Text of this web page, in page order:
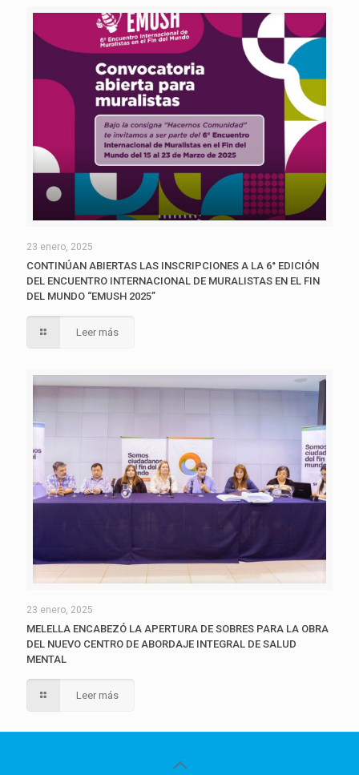
23 enero, 2025
CONTINÚAN ABIERTAS LAS INSCRIPCIONES A LA 6° EDICIÓN
DEL ENCUENTRO INTERNACIONAL DE MURALISTAS EN EL FIN
DEL MUNDO “EMUSH 2025”
Leer más
23 enero, 2025
MELELLA ENCABEZÓ LA APERTURA DE SOBRES PARA LA OBRA
DEL NUEVO CENTRO DE ABORDAJE INTEGRAL DE SALUD
MENTAL
Leer más